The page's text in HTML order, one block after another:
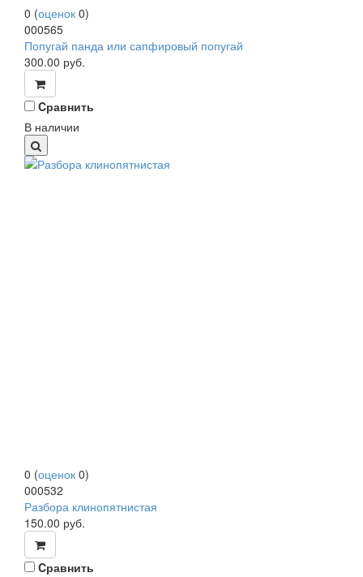
0 (оценок 0)
000565
Попугай панда или сапфировый попугай
300.00 руб.
Cравнить
В наличии
0 (оценок 0)
000532
Разбора клинопятнистая
150.00 руб.
Cравнить